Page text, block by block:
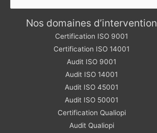
Nos domaines d’intervention
Certification ISO 9001
Certification ISO 14001
Audit ISO 9001
Audit ISO 14001
Audit ISO 45001
Audit ISO 50001
Certification Qualiopi
Audit Qualiopi